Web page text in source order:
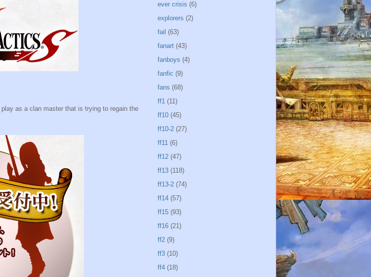
as a clan master that is trying to regain the
ever crisis (6)
explorers (2)
fail (63)
fanart (43)
fanboys (4)
fanfic (9)
fans (68)
ff1 (11)
ff10 (45)
ff10-2 (27)
ff11 (6)
ff12 (47)
ff13 (118)
ff13-2 (74)
ff14 (57)
ff15 (93)
ff16 (21)
ff2 (9)
ff3 (10)
ff4 (18)